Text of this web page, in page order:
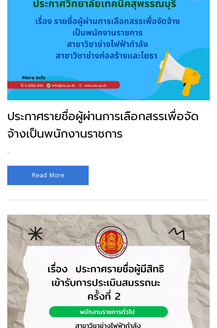
ประกาศรายชื่อผู้ผ่านการเลือกสรรเพื่อจัด
จ้างเป็นพนักงานราชการ
...
Read More